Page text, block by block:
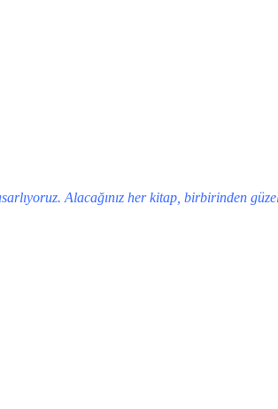
Alacağınız her kitap, birbirinden